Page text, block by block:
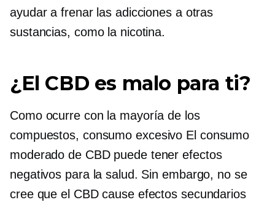
ayudar a frenar las adicciones a otras
sustancias, como la nicotina.
¿El CBD es malo para ti?
Como ocurre con la mayoría de los
compuestos, consumo excesivo El consumo
moderado de CBD puede tener efectos
negativos para la salud. Sin embargo, no se
cree que el CBD cause efectos secundarios